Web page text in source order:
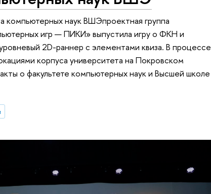
компьютерных наук ВШЭпроектная группа
игр — ПИКИ» выпустила игру о ФКН и
2D-раннер с элементами квиза. В процессе
корпуса университета на Покровском
о факультете компьютерных наук и Высшей школе